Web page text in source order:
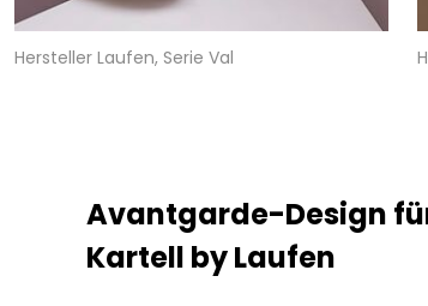
Hersteller Laufen, Serie Val
Avantgarde-Design
Kartell by Laufen